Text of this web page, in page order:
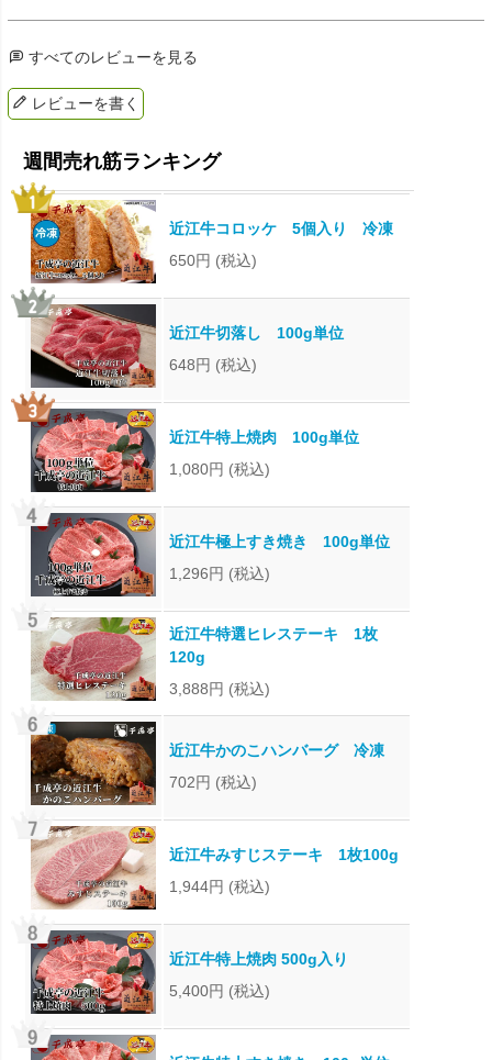
すべてのレビューを見る
レビューを書く
近江牛コロッケ 5個入り 冷凍
650円 (税込)
近江牛切落し 100g単位
648円 (税込)
近江牛特上焼肉 100g単位
1,080円 (税込)
近江牛極上すき焼き 100g単位
1,296円 (税込)
近江牛特選ヒレステーキ 1枚
120g
3,888円 (税込)
近江牛かのこハンバーグ 冷凍
702円 (税込)
近江牛みすじステーキ 1枚100g
1,944円 (税込)
近江牛特上焼肉 500g入り
5,400円 (税込)